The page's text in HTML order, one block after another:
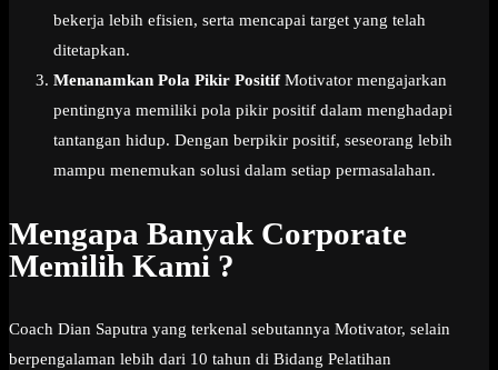
bekerja lebih efisien, serta mencapai target yang telah
ditetapkan.
Menanamkan Pola Pikir PositifMotivator mengajarkan
pentingnya memiliki pola pikir positif dalam menghadapi
tantangan hidup. Dengan berpikir positif, seseorang lebih
mampu menemukan solusi dalam setiap permasalahan.
Mengapa Banyak Corporate
Memilih Kami ?
Coach Dian Saputra yang terkenal sebutannya Motivator, selain
berpengalaman lebih dari 10 tahun di Bidang Pelatihan